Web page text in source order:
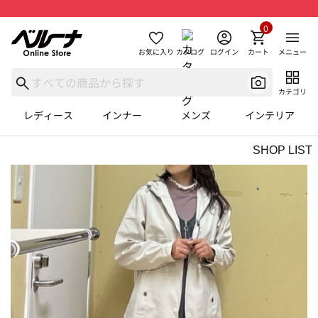
お気に入り カタログ ログイン カート
0
メニュー
カテゴリ
レディース インナー メンズ インテリア
SHOP LIST